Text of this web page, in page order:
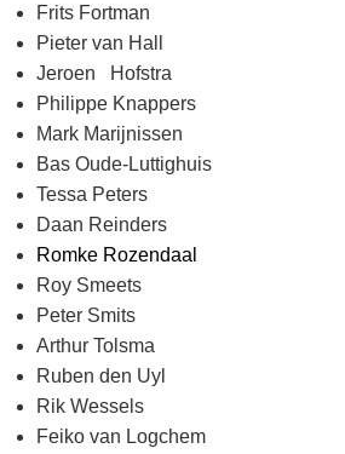
Frits Fortman
Pieter van Hall
Jeroen Hofstra
Philippe Knappers
Mark Marijnissen
Bas Oude-Luttighuis
Tessa Peters
Daan Reinders
Romke Rozendaal
Roy Smeets
Peter Smits
Arthur Tolsma
Ruben den Uyl
Rik Wessels
Feiko van Logchem